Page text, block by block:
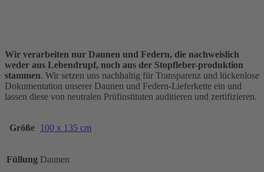
Wir verarbeiten nur Daunen und Federn, die nachweislich
weder aus Lebendrupf, noch aus der Stopfleber-produktion
stammen. Wir setzen uns nachhaltig für Transparenz und lückenlose
Dokumentation unserer Daunen und Federn-Lieferkette ein und
lassen diese von neutralen Prüfinstituten auditieren und zertifizieren.
Größe 100 x 135 cm
Füllung Daunen